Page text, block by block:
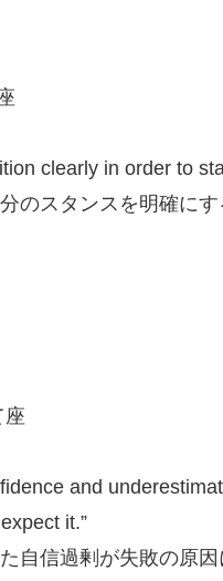
clearly in order to
のスタンスを明確にす
and
it.”
自信過剰が失敗の原因